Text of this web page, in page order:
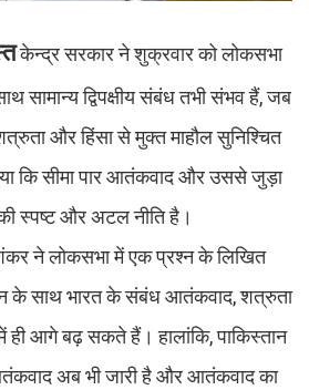
केन्द्र सरकार ने शुक्रवार को लोकसभा
सामान्य द्विपक्षीय संबंध तभी संभव हैं, जब
और हिंसा से मुक्त माहौल सुनिश्चित
कि सीमा पार आतंकवाद और उससे जुड़ा
स्पष्ट और अटल नीति है।
ने लोकसभा में एक प्रश्न के लिखित
के साथ भारत के संबंध आतंकवाद, शत्रुता
ही आगे बढ़ सकते हैं। हालांकि, पाकिस्तान
अब भी जारी है और आतंकवाद का